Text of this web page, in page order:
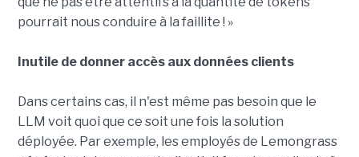
pourrait nous conduire à la faillite ! »
Inutile de donner accès aux données clients
Dans certains cas, il n'est même pas besoin que le
LLM voit quoi que ce soit une fois la solution
déployée. Par exemple, les employés de Lemongrass